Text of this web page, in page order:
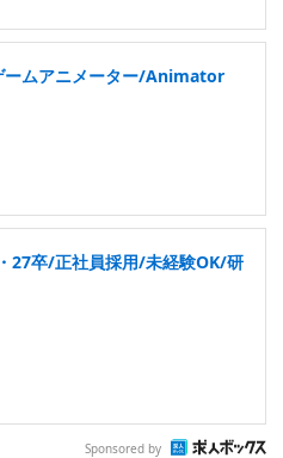
ームアニメーター/Animator
27卒/正社員採用/未経験OK/研
Sponsored by